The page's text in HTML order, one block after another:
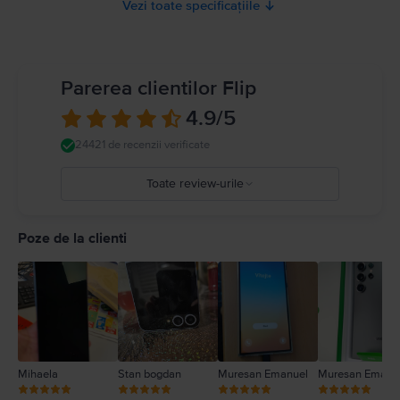
Vezi toate specificațiile
Parerea clientilor Flip
4.9/5
24421 de recenzii verificate
Toate review-urile
2
1
Poze de la clienti
Mihaela Stan bogdan Muresan Emanuel Muresan